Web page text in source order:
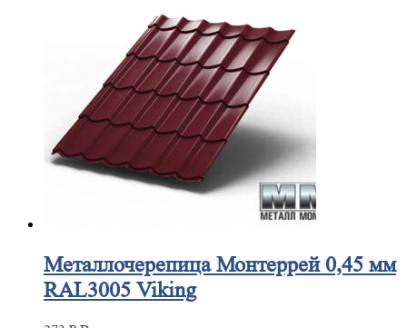
МеталлочерепицаМонтеррей 0,45 мм
RAL3005 Viking